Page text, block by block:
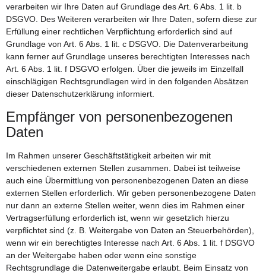
verarbeiten wir Ihre Daten auf Grundlage des Art. 6 Abs. 1 lit. b
DSGVO. Des Weiteren verarbeiten wir Ihre Daten, sofern diese zur
Erfüllung einer rechtlichen Verpflichtung erforderlich sind auf
Grundlage von Art. 6 Abs. 1 lit. c DSGVO. Die Datenverarbeitung
kann ferner auf Grundlage unseres berechtigten Interesses nach
Art. 6 Abs. 1 lit. f DSGVO erfolgen. Über die jeweils im Einzelfall
einschlägigen Rechtsgrundlagen wird in den folgenden Absätzen
dieser Datenschutzerklärung informiert.
Empfänger von personenbezogenen
Daten
Im Rahmen unserer Geschäftstätigkeit arbeiten wir mit
verschiedenen externen Stellen zusammen. Dabei ist teilweise
auch eine Übermittlung von personenbezogenen Daten an diese
externen Stellen erforderlich. Wir geben personenbezogene Daten
nur dann an externe Stellen weiter, wenn dies im Rahmen einer
Vertragserfüllung erforderlich ist, wenn wir gesetzlich hierzu
verpflichtet sind (z. B. Weitergabe von Daten an Steuerbehörden),
wenn wir ein berechtigtes Interesse nach Art. 6 Abs. 1 lit. f DSGVO
an der Weitergabe haben oder wenn eine sonstige
Rechtsgrundlage die Datenweitergabe erlaubt. Beim Einsatz von